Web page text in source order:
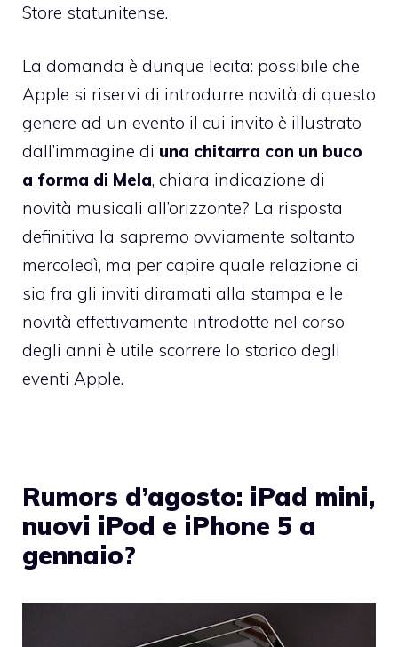
Store statunitense.
La domanda è dunque lecita: possibile che
Apple si riservi di introdurre novità di questo
genere ad un evento il cui invito è illustrato
dall’immagine di una chitarra con un buco
a forma di Mela, chiara indicazione di
novità musicali all’orizzonte? La risposta
definitiva la sapremo ovviamente soltanto
mercoledì, ma per capire quale relazione ci
sia fra gli inviti diramati alla stampa e le
novità effettivamente introdotte nel corso
degli anni è utile scorrere lo storico degli
eventi Apple.
Rumors d’agosto: iPad mini,
nuovi iPod e iPhone 5 a
gennaio?